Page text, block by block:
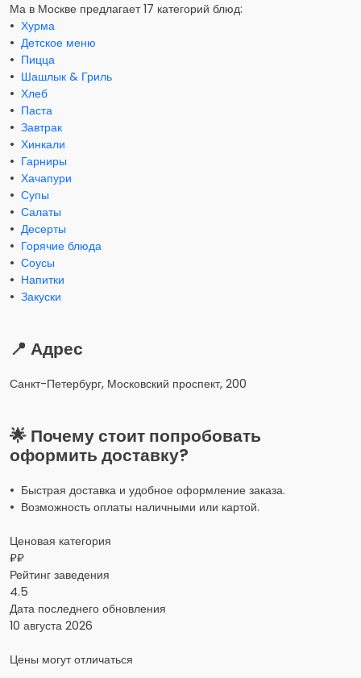
Ма в Москве предлагает 17 категорий блюд:
• Хурма
• Детское меню
• Пицца
• Шашлык & Гриль
• Хлеб
• Паста
• Завтрак
• Хинкали
• Гарниры
• Хачапури
• Супы
• Салаты
• Десерты
• Горячие блюда
• Соусы
• Напитки
• Закуски
📍 Адрес
Санкт-Петербург, Московский проспект, 200
🌟 Почему стоит попробовать
оформить доставку?
• Быстрая доставка и удобное оформление заказа.
• Возможность оплаты наличными или картой.
Ценовая категория
₽₽
Рейтинг заведения
4.5
Дата последнего обновления
10 августа 2026
Цены могут отличаться